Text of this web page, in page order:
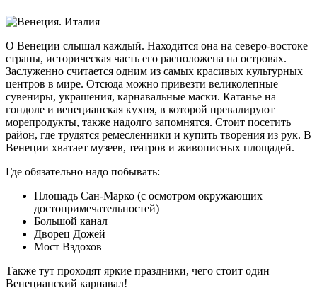
О Венеции слышал каждый. Находится она на северо-востоке
страны, историческая часть его расположена на островах.
Заслуженно считается одним из самых красивых культурных
центров в мире. Отсюда можно привезти великолепные
сувениры, украшения, карнавальные маски. Катанье на
гондоле и венецианская кухня, в которой превалируют
морепродукты, также надолго запомнятся. Стоит посетить
район, где трудятся ремесленники и купить творения из рук. В
Венеции хватает музеев, театров и живописных площадей.
Где обязательно надо побывать:
Площадь Сан-Марко (с осмотром окружающих
достопримечательностей)
Большой канал
Дворец Дожей
Мост Вздохов
Также тут проходят яркие праздники, чего стоит один
Венецианский карнавал!